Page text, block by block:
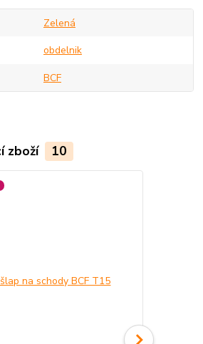
Zelená
obdelnik
BCF
zboží 10